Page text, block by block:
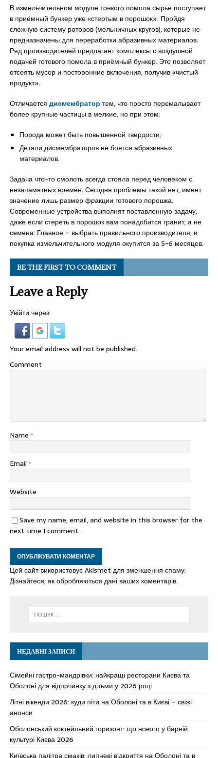
В измельчительном модуле тонкого помола сырье поступает
в приёмный бункер уже «стертым в порошок». Пройдя
сложную систему роторов (мельничных кругов), которые не
предназначены для переработки абразивных материалов.
Ряд производителей предлагает комплексы с воздушной
подачей готового помола в приёмный бункер. Это позволяет
отсеять мусор и посторонние включения, получив «чистый
продукт».
Отличается дисмембратор тем, что просто перемалывает
более крупные частицы в мелкие, но при этом:
Порода может быть повышенной твердости;
Детали дисмембраторов не боятся абразивных
материалов.
Задача что-то смолоть всегда стояла перед человеком с
незапамятных времён. Сегодня проблемы такой нет, имеет
значение лишь размер фракции готового порошка.
Современные устройства выполнят поставленную задачу,
даже если стереть в порошок вам понадобится гранит, а не
семена. Главное – выбрать правильного производителя, и
покупка измельчительного модуля окупится за 5-6 месяцев.
BE THE FIRST TO COMMENT
Leave a Reply
Увійти через:
Your email address will not be published.
Comment
Name *
Email *
Website
Save my name, email, and website in this browser for the
next time I comment.
Цей сайт використовує Akismet для зменшення спаму.
Дізнайтеся, як обробляються дані ваших коментарів.
НЕДАВНІ ЗАПИСИ
Сімейні гастро-мандрівки: найкращі ресторани Києва та
Оболоні для відпочинку з дітьми у 2026 році
Літні вікенди 2026: куди піти на Оболоні та в Києві – свіжі
анонси
Оболонський коктейльний горизонт: що нового у барній
культурі Києва 2026
Київська палітра смаків: липневі відкриття на Оболоні та в